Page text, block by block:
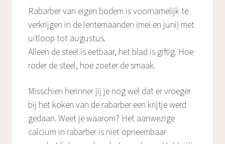
Rabarber van eigen bodem is voornamelijk te
verkrijgen in de lentemaanden (mei en juni) met
uitloop tot augustus.
Alleen de steel is eetbaar, het blad is giftig. Hoe
roder de steel, hoe zoeter de smaak.
Misschien herinner jij je nog wel dat er vroeger
bij het koken van de rabarber een krijtje werd
gedaan. Weet je waarom? Het aanwezige
calcium in rabarber is niet opneembaar